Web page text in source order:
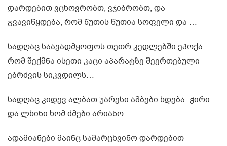
დარდებით ვცხოვრობთ, ვჯიბრობთ, და
გვავიწყდება, რომ წუთის წუთია სოფელი და …
სადღაც საავადმყოფოს თეთრ კედლებში ეპოქა
რომ შექმნა ისეთი კაცი აპარატზე შეერთებული
ებრძვის სიკვდილს…
სადღაც კიდევ ალბათ უარესი ამბები ხდება–ჭირი
და ლხინი ხომ ძმები არიანო…
ადამიანები მაინც სამარცხვინო დარდებით